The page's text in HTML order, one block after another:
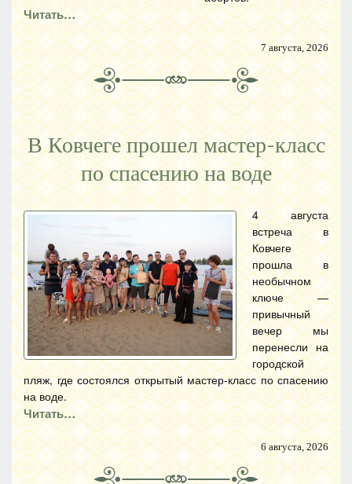
Читать…
7 августа, 2026
В Ковчеге прошел мастер-класс
по спасению на воде
4 августа
встреча в
Ковчеге
прошла в
необычном
ключе —
привычный
вечер мы
перенесли на
городской
пляж, где состоялся открытый мастер-класс по спасению
на воде.
Читать…
6 августа, 2026